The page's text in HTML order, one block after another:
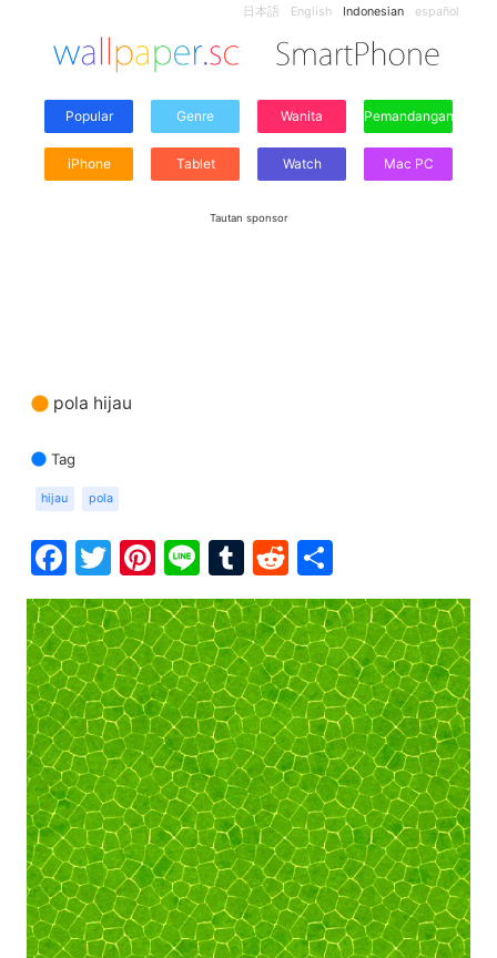
日本語 English Indonesian español
Popular Genre Wanita Pemandangan
iPhone Tablet Watch Mac PC
Tautan sponsor
pola hijau
Tag
hijau pola
Facebook
Twitter
Pinterest
LineTumblr
Reddit